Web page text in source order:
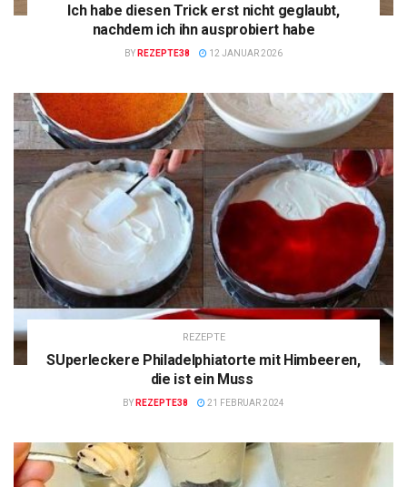
Ich habe diesen Trick erst nicht geglaubt,
nachdem ich ihn ausprobiert habe
BY REZEPTE38 12 JANUAR 2026
REZEPTE
SUperleckere Philadelphiatorte mit Himbeeren,
die ist ein Muss
BY REZEPTE38 21 FEBRUAR 2024